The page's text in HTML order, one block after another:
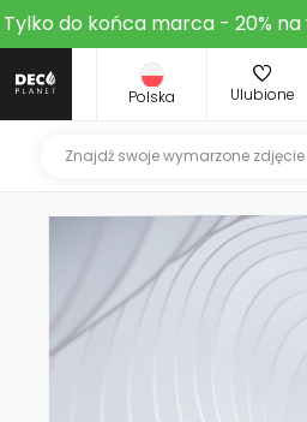
Tylko do końca marca - 20%
Polska Ulubione